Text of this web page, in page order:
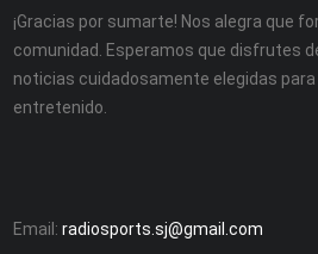
¡Gracias por sumarte! Nos alegra que
comunidad. Esperamos que disfrutes
noticias cuidadosamente elegidas
entretenido.
Email:radiosports.sj@gmail.com